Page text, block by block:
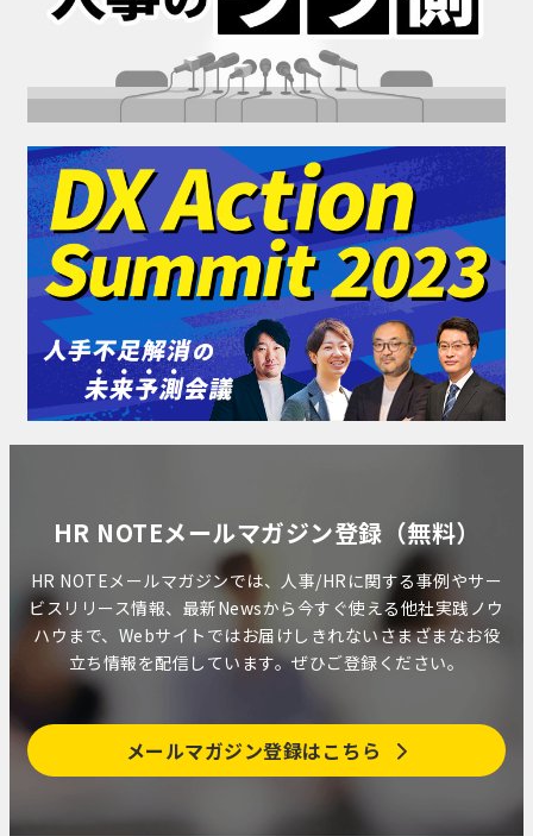
HR NOTEメールマガジン登録（無料）
HR NOTEメールマガジンでは、人事/HRに関する事例やサー
ビスリリース情報、最新Newsから今すぐ使える他社実践ノウ
ハウまで、Webサイトではお届けしきれないさまざまなお役
立ち情報を配信しています。ぜひご登録ください。
メールマガジン登録はこちら